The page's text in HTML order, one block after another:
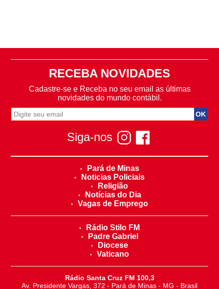
RECEBA NOVIDADES
Cadastre-se e Receba no seu email as últimas
novidades do mundo contábil.
Siga-nos
Pará de Minas
Noticias Policiais
Religião
Notícias do Dia
Vagas de Emprego
Rádio Stilo FM
Padre Gabriel
Diocese
Vaticano
Rádio Santa Cruz FM 100,3
Av. Presidente Vargas, 372 - Pará de Minas - MG - Brasil